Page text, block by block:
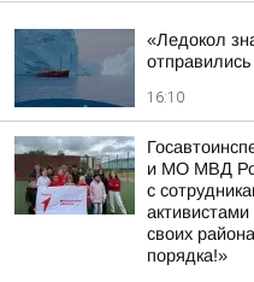
«Ледокол
16:10
и МО МВД
с
своих
порядка!»